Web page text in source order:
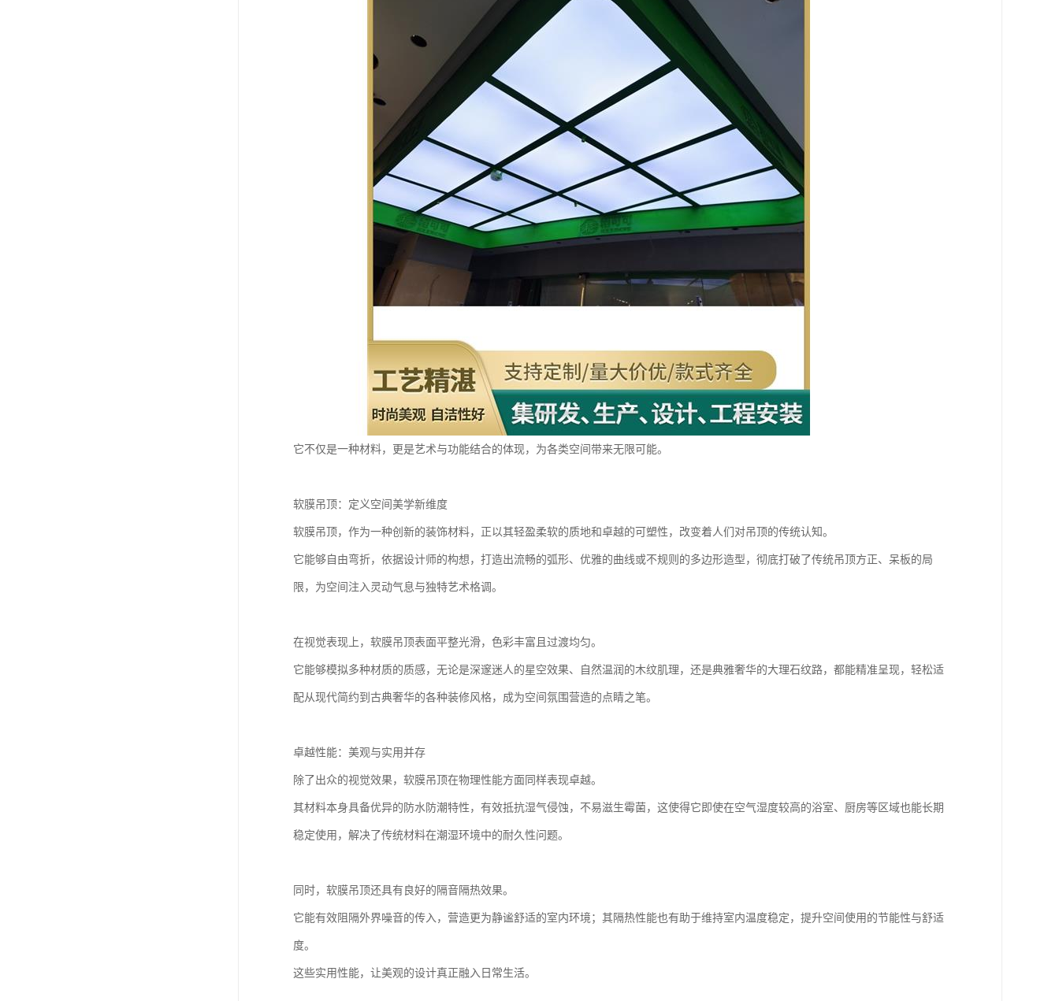
它不仅是一种材料，更是艺术与功能结合的体现，为各类空间带来无限可能。
软膜吊顶：定义空间美学新维度
软膜吊顶，作为一种创新的装饰材料，正以其轻盈柔软的质地和卓越的可塑性，改变着人们对吊顶的传统认知。
它能够自由弯折，依据设计师的构想，打造出流畅的弧形、优雅的曲线或不规则的多边形造型，彻底打破了传统吊顶方正、呆板的局
限，为空间注入灵动气息与独特艺术格调。
在视觉表现上，软膜吊顶表面平整光滑，色彩丰富且过渡均匀。
它能够模拟多种材质的质感，无论是深邃迷人的星空效果、自然温润的木纹肌理，还是典雅奢华的大理石纹路，都能精准呈现，轻松适
配从现代简约到古典奢华的各种装修风格，成为空间氛围营造的点睛之笔。
卓越性能：美观与实用并存
除了出众的视觉效果，软膜吊顶在物理性能方面同样表现卓越。
其材料本身具备优异的防水防潮特性，有效抵抗湿气侵蚀，不易滋生霉菌，这使得它即使在空气湿度较高的浴室、厨房等区域也能长期
稳定使用，解决了传统材料在潮湿环境中的耐久性问题。
同时，软膜吊顶还具有良好的隔音隔热效果。
它能有效阻隔外界噪音的传入，营造更为静谧舒适的室内环境；其隔热性能也有助于维持室内温度稳定，提升空间使用的节能性与舒适
度。
这些实用性能，让美观的设计真正融入日常生活。